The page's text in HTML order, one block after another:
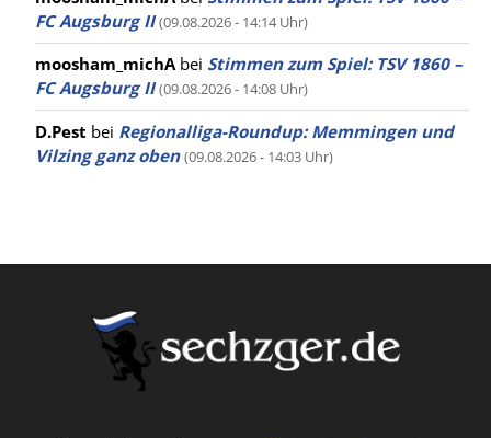
FC Augsburg II (09.08.2026 - 14:14 Uhr)
moosham_michAbei Stimmen zum Spiel: TSV 1860 –
FC Augsburg II (09.08.2026 - 14:08 Uhr)
D.Pest bei Regionalliga-Roundup: Memmingen und
Vilzing ganz oben (09.08.2026 - 14:03 Uhr)